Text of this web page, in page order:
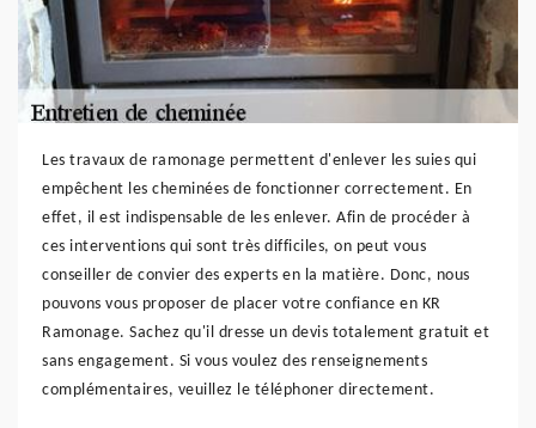
Les travaux de ramonage permettent d'enlever les suies qui
empêchent les cheminées de fonctionner correctement. En
effet, il est indispensable de les enlever. Afin de procéder à
ces interventions qui sont très difficiles, on peut vous
conseiller de convier des experts en la matière. Donc, nous
pouvons vous proposer de placer votre confiance en KR
Ramonage. Sachez qu'il dresse un devis totalement gratuit et
sans engagement. Si vous voulez des renseignements
complémentaires, veuillez le téléphoner directement.